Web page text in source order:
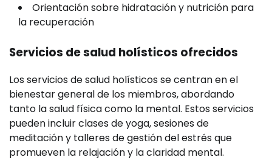
Orientación sobre hidratación y nutrición para
la recuperación
Servicios de salud holísticos ofrecidos
Los servicios de salud holísticos se centran en el
bienestar general de los miembros, abordando
tanto la salud física como la mental. Estos servicios
pueden incluir clases de yoga, sesiones de
meditación y talleres de gestión del estrés que
promueven la relajación y la claridad mental.